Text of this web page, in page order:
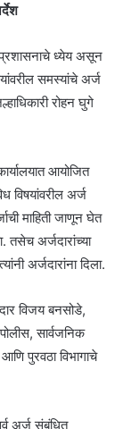
प्रशासनाचे ध्येय असून
समस्यांचे अर्ज
रोहन घुगे
आयोजित
विषयांवरील अर्ज
माहिती जाणून घेत
तसेच अर्जदारांच्या
अर्जदारांना दिला.
विजय बनसोडे,
सार्वजनिक
पुरवठा विभागाचे
अर्ज संबंधित